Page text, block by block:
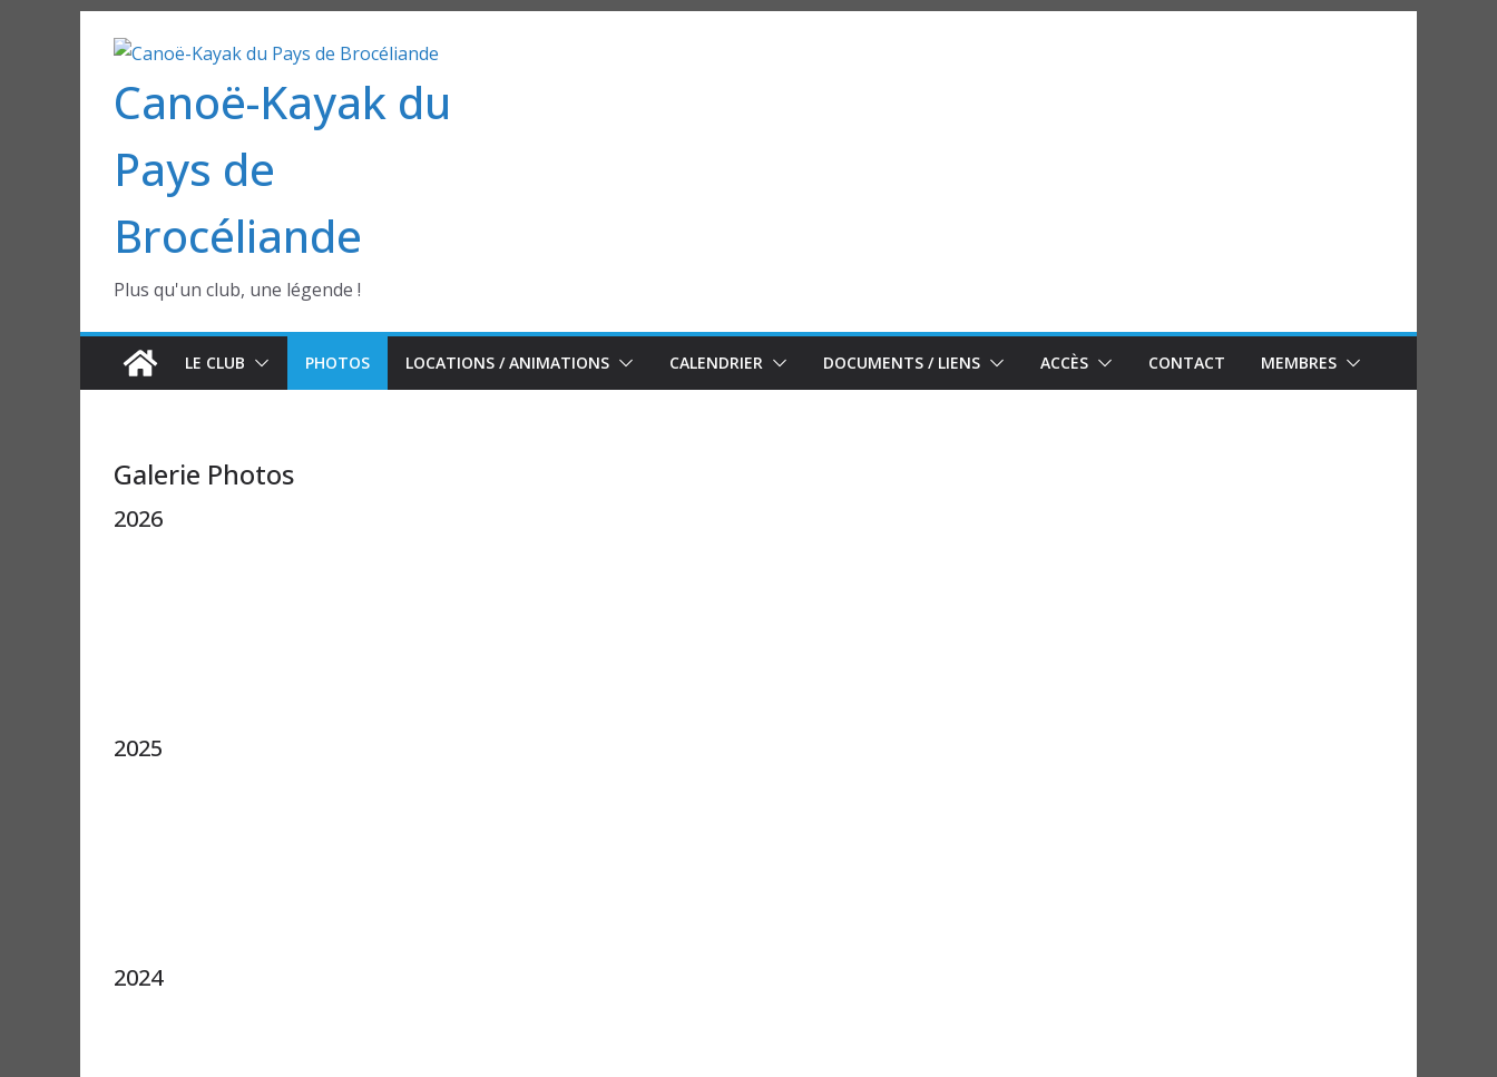
contenuCanoë-Kayak du
Pays de
Brocéliande
Plus qu'un club, une légende !
LE CLUB PHOTOS LOCATIONS / ANIMATIONS CALENDRIER DOCUMENTS / LIENS ACCÈS CONTACT MEMBRES
Galerie Photos
2026
2025
2024